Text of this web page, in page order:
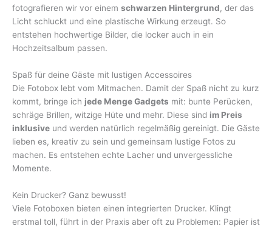
fotografieren wir vor einem schwarzen Hintergrund, der das
Licht schluckt und eine plastische Wirkung erzeugt. So
entstehen hochwertige Bilder, die locker auch in ein
Hochzeitsalbum passen.
Spaß für deine Gäste mit lustigen Accessoires
Die Fotobox lebt vom Mitmachen. Damit der Spaß nicht zu kurz
kommt, bringe ich jede Menge Gadgets mit: bunte Perücken,
schräge Brillen, witzige Hüte und mehr. Diese sind im Preis
inklusive und werden natürlich regelmäßig gereinigt. Die Gäste
lieben es, kreativ zu sein und gemeinsam lustige Fotos zu
machen. Es entstehen echte Lacher und unvergessliche
Momente.
Kein Drucker? Ganz bewusst!
Viele Fotoboxen bieten einen integrierten Drucker. Klingt
erstmal toll, führt in der Praxis aber oft zu Problemen: Papier ist